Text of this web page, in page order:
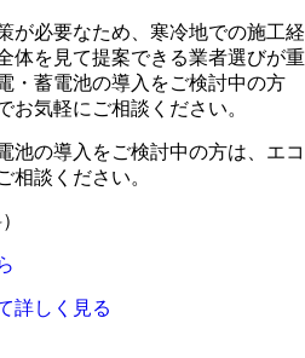
が必要なため、寒冷地での施工経
体を見て提案できる業者選びが重
・蓄電池の導入をご検討中の方
お気軽にご相談ください。
池の導入をご検討中の方は、エコ
相談ください。
詳しく見る